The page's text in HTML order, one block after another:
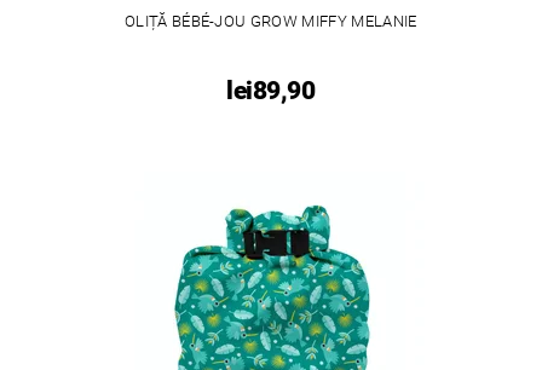
OLIȚĂ BÉBÉ-JOU GROW MIFFY MELANIE
lei89,90